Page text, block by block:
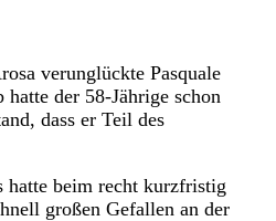
verunglückte Pasquale
der 58-Jährige schon
dass er Teil des
hatte beim recht kurzfristig
großen Gefallen an der